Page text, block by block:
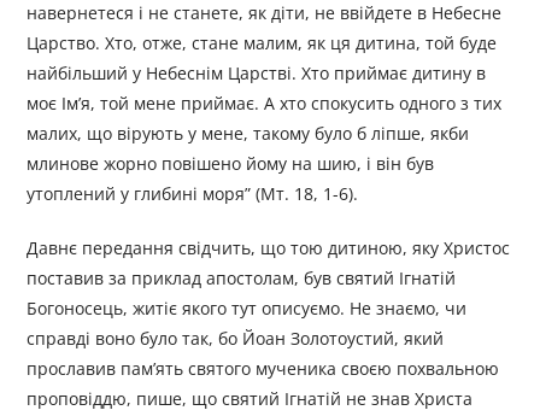
навернетеся і не станете, як діти, не ввійдете в Небесне
Царство. Хто, отже, стане малим, як ця дитина, той буде
найбільший у Небеснім Царстві. Хто приймає дитину в
моє Ім’я, той мене приймає. А хто спокусить одного з тих
малих, що вірують у мене, такому було б ліпше, якби
млинове жорно повішено йому на шию, і він був
утоплений у глибині моря” (Мт. 18, 1-6).
Давнє передання свідчить, що тою дитиною, яку Христос
поставив за приклад апостолам, був святий Ігнатій
Богоносець, житіє якого тут описуємо. Не знаємо, чи
справді воно було так, бо Йоан Золотоустий, який
прославив пам’ять святого мученика своєю похвальною
проповіддю, пише, що святий Ігнатій не знав Христа